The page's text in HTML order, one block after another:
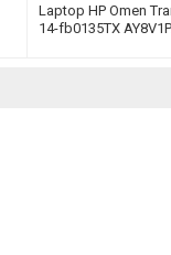
Laptop HP Omen
14-fb0135TX